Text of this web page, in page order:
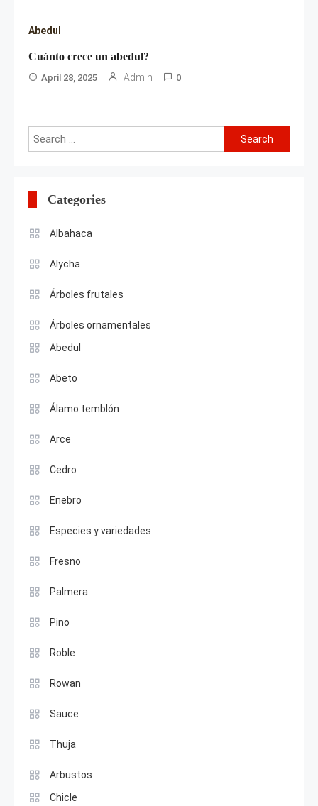
Abedul
Cuánto crece un abedul?
April 28, 2025 Admin 0
Search
for:
Categories
Albahaca
Alycha
Árboles frutales
Árboles ornamentales
Abedul
Abeto
Álamo temblón
Arce
Cedro
Enebro
Especies y variedades
Fresno
Palmera
Pino
Roble
Rowan
Sauce
Thuja
Arbustos
Chicle